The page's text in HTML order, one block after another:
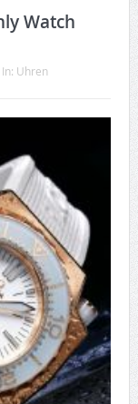
Watch
In: Uhren